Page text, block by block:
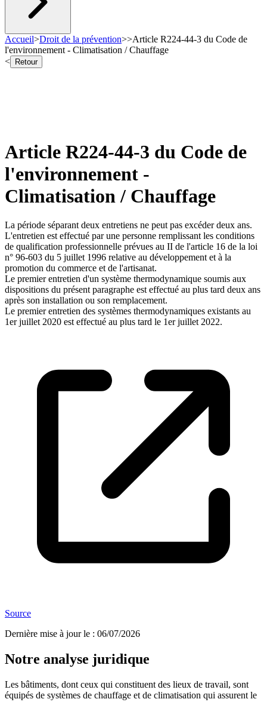
Accueil>Droit de la prévention>>Article R224-44-3 du Code de
l'environnement - Climatisation / Chauffage
<
Retour
Article R224-44-3 du Code de
l'environnement -
Climatisation / Chauffage
La période séparant deux entretiens ne peut pas excéder deux ans.
L'entretien est effectué par une personne remplissant les conditions
de qualification professionnelle prévues au II de l'article 16 de la loi
n° 96-603 du 5 juillet 1996 relative au développement et à la
promotion du commerce et de l'artisanat.
Le premier entretien d'un système thermodynamique soumis aux
dispositions du présent paragraphe est effectué au plus tard deux ans
après son installation ou son remplacement.
Le premier entretien des systèmes thermodynamiques existants au
1er juillet 2020 est effectué au plus tard le 1er juillet 2022.
Source
Dernière mise à jour le : 06/07/2026
Notre analyse juridique
Les bâtiments, dont ceux qui constituent des lieux de travail, sont
équipés de systèmes de chauffage et de climatisation qui assurent le